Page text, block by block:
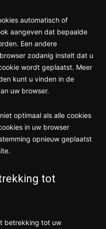
automatisch of
aangeven dat bepaalde
Een andere
zodanig instelt dat u
wordt geplaatst. Meer
kunt u vinden in de
uw browser.
optimaal als alle cookies
in uw browser
opnieuw geplaatst
tot
betrekking tot uw